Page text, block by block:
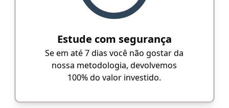
Estude com segurança
Se em até 7 dias você não gostar da
nossa metodologia, devolvemos
100% do valor investido.